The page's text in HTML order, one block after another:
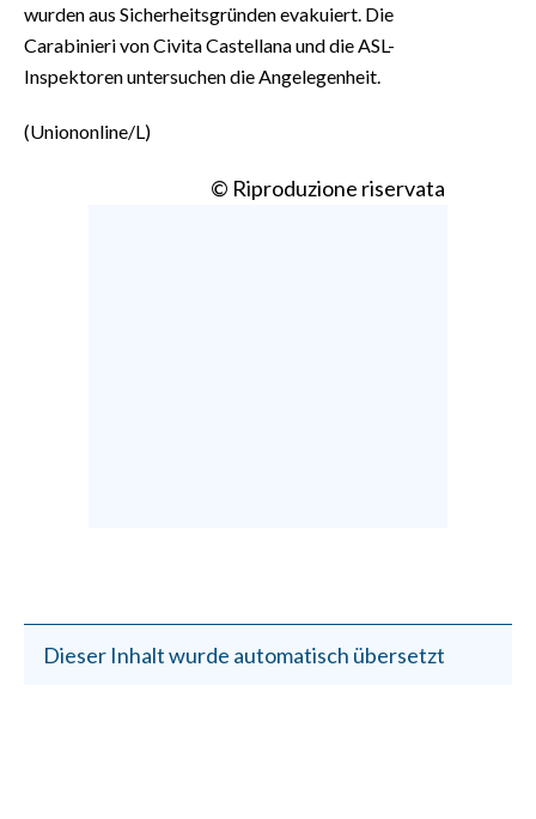
wurden aus Sicherheitsgründen evakuiert. Die
Carabinieri von Civita Castellana und die ASL-
Inspektoren untersuchen die Angelegenheit.
(Uniononline/L)
© Riproduzione riservata
Dieser Inhalt wurde automatisch übersetzt